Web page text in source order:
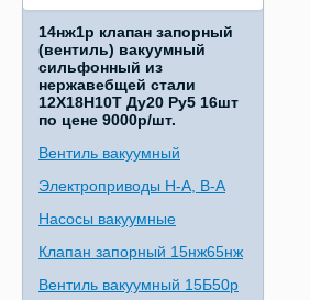
14нж1р клапан запорный
(вентиль) вакуумный
сильфонный из
нержавебщей стали
12Х18Н10Т Ду20 Ру5 16шт
по цене 9000р/шт.
Вентиль вакуумный
Электроприводы Н-А, В-А
Насосы вакуумные
Клапан запорный 15нж65нж
Вентиль вакуумный 15Б50р